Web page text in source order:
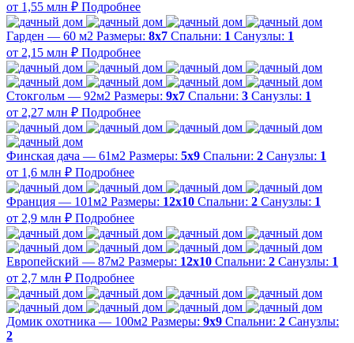
от 1,55 млн ₽ Подробнее
Гарден — 60 м2 Размеры: 8х7 Спальни: 1 Санузлы: 1
от 2,15 млн ₽ Подробнее
Стокгольм — 92м2 Размеры: 9х7 Спальни: 3 Санузлы: 1
от 2,27 млн ₽ Подробнее
Финская дача — 61м2 Размеры: 5х9 Спальни: 2 Санузлы: 1
от 1,6 млн ₽ Подробнее
Франция — 101м2 Размеры: 12х10 Спальни: 2 Санузлы: 1
от 2,9 млн ₽ Подробнее
Европейский — 87м2 Размеры: 12х10 Спальни: 2 Санузлы: 1
от 2,7 млн ₽ Подробнее
Домик охотника — 100м2 Размеры: 9х9 Спальни: 2 Санузлы:
2